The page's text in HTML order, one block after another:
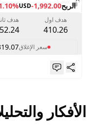
الربح-1,992.00
USD
هدف اول
410.26
هدف
سعر الإغلاق
الأفكار